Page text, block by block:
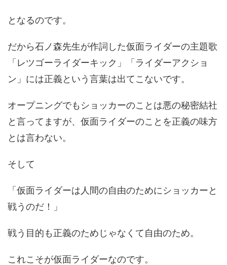
となるのです。
だから石ノ森先生が作詞した仮面ライダーの主題歌
「レツゴーライダーキック」「ライダーアクショ
ン」には正義という言葉は出てこないです。
オープニングでもショッカーのことは悪の秘密結社
と言ってますが、仮面ライダーのことを正義の味方
とは言わない。
そして
「仮面ライダーは人間の自由のためにショッカーと
戦うのだ！」
戦う目的も正義のためじゃなくて自由のため。
これこそが仮面ライダーなのです。